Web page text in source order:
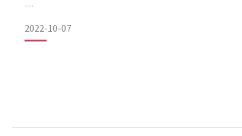
喜歡的大衣的）。這時，一名小女孩身穿紅色大衣
2022-10-07